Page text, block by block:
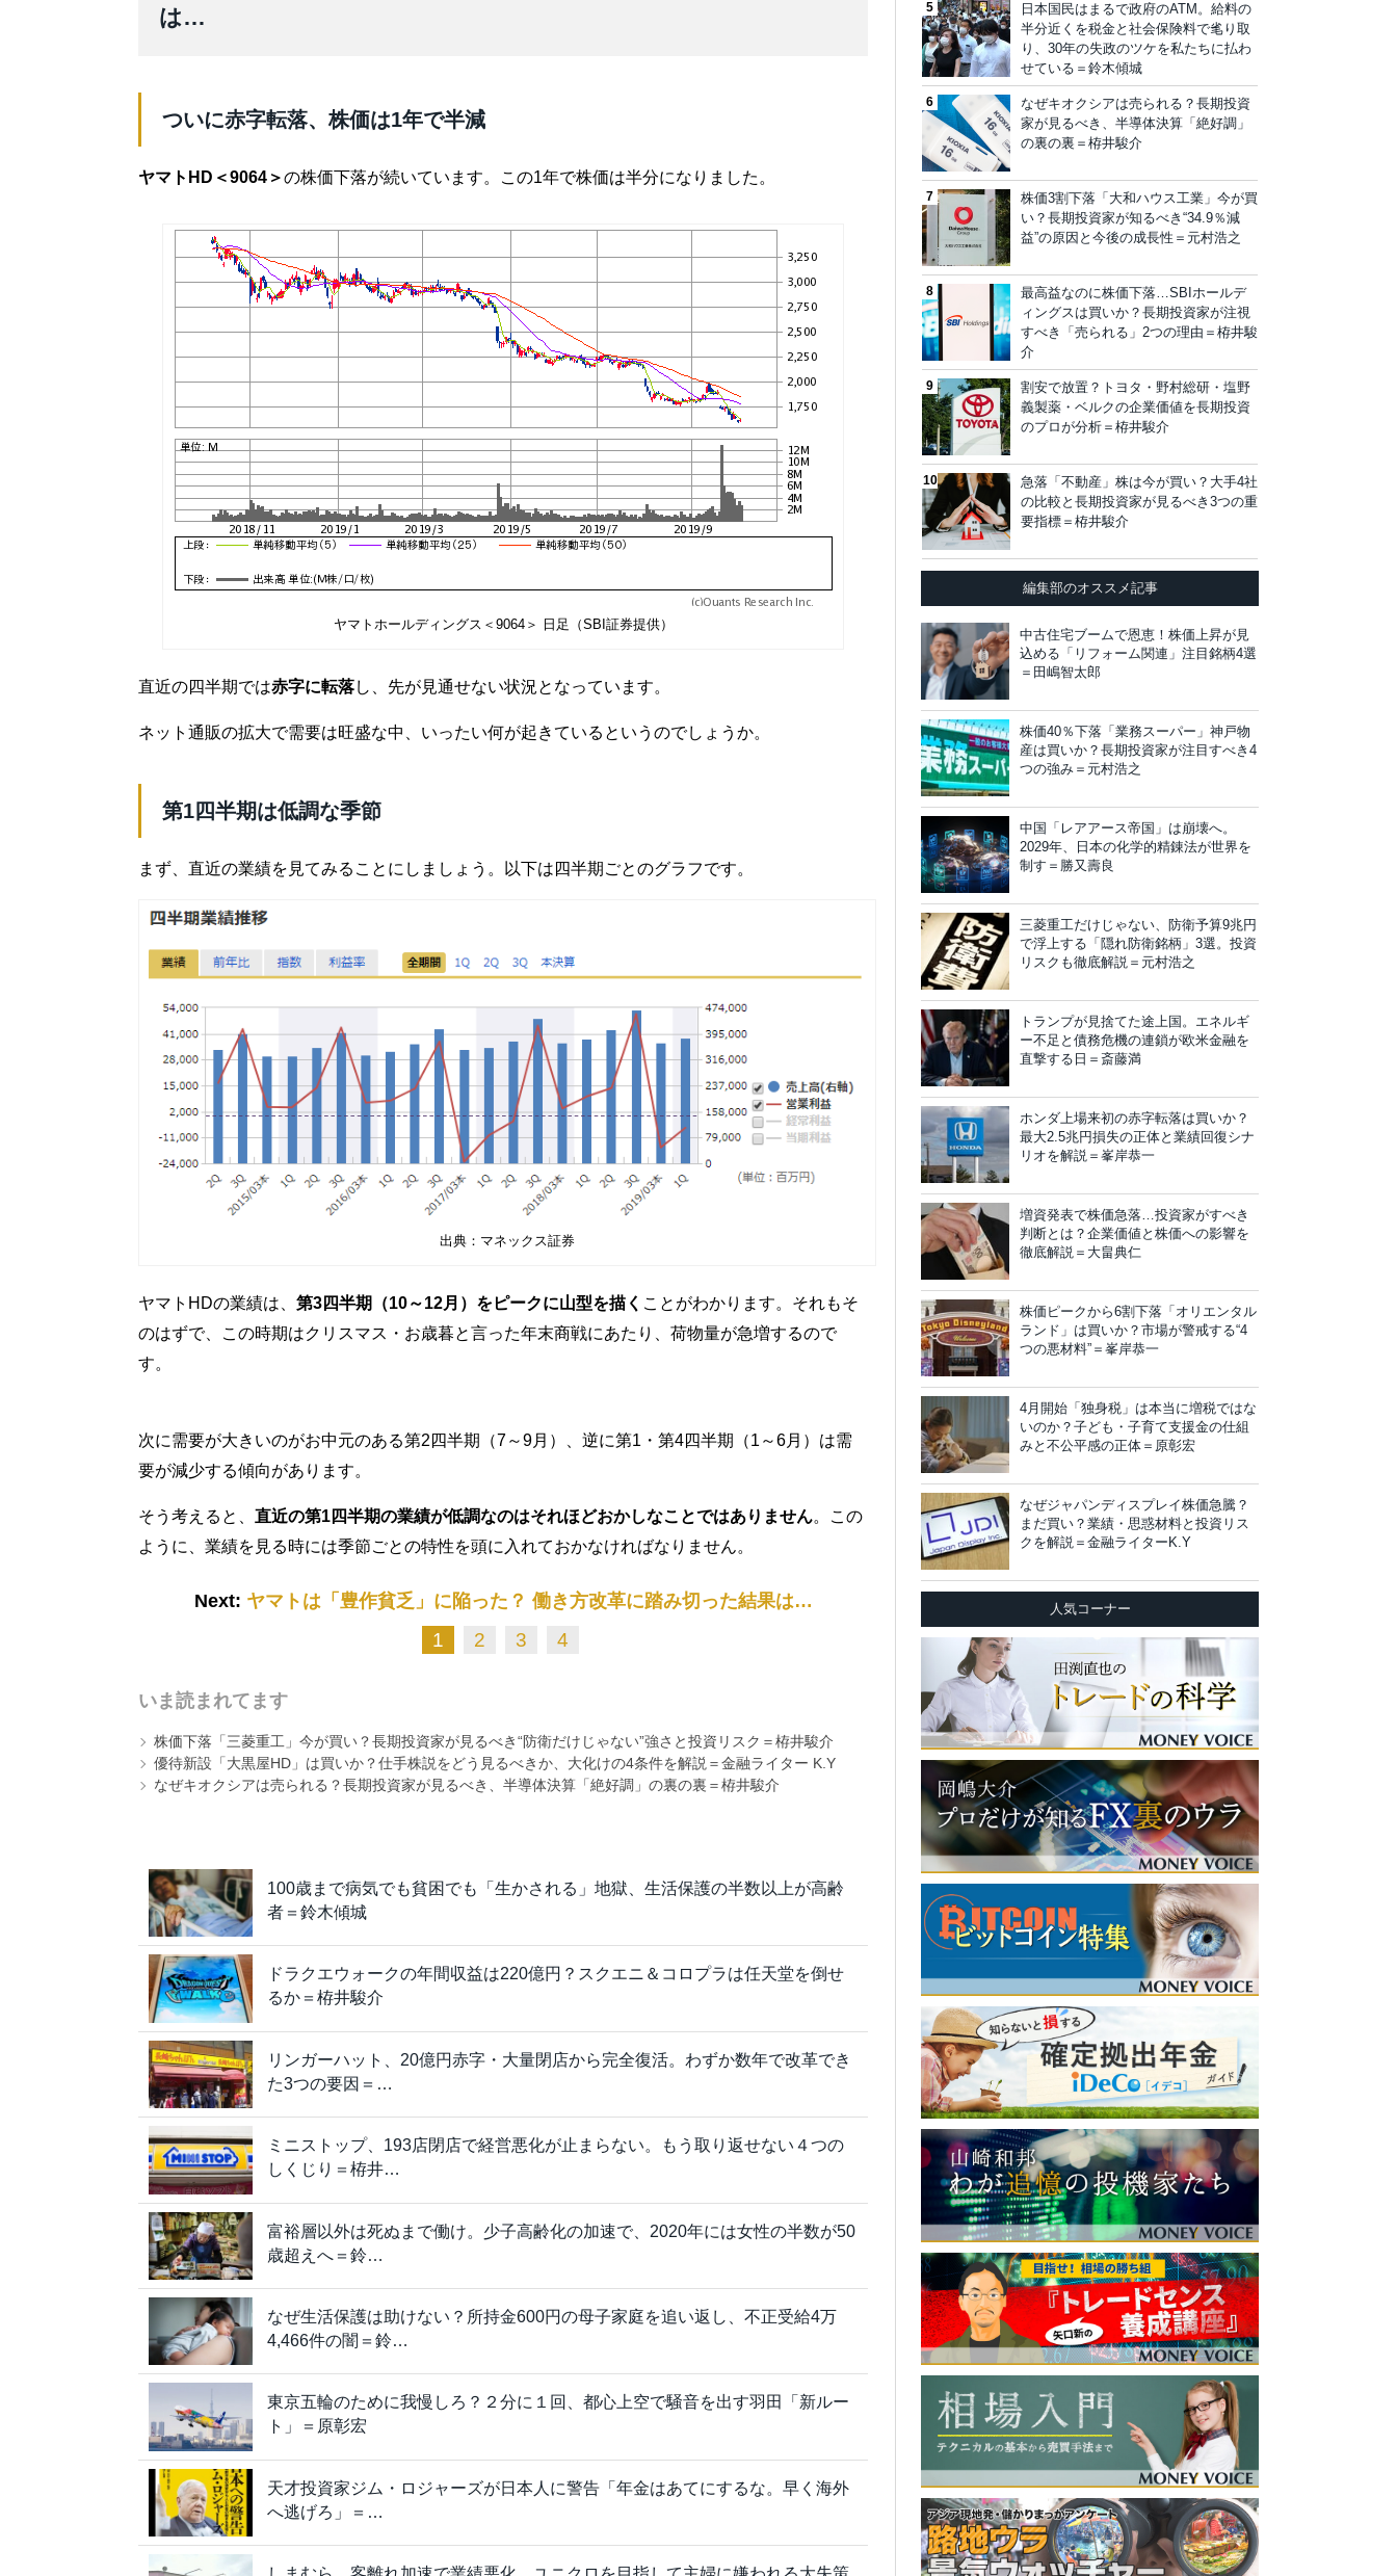
は…
ついに赤字転落、株価は1年で半減
ヤマトHD＜9064＞の株価下落が続いています。この1年で株価は半分になりました。
ヤマトホールディングス＜9064＞ 日足（SBI証券提供）
直近の四半期では赤字に転落し、先が見通せない状況となっています。
ネット通販の拡大で需要は旺盛な中、いったい何が起きているというのでしょうか。
第1四半期は低調な季節
まず、直近の業績を見てみることにしましょう。以下は四半期ごとのグラフです。
出典：マネックス証券
ヤマトHDの業績は、 第3四半期（10～12月）をピークに山型を描く ことがわかります。それもそ
のはずで、この時期はクリスマス・お歳暮と言った年末商戦にあたり、荷物量が急増するので
す。
次に需要が大きいのがお中元のある第2四半期（7～9月）、逆に第1・第4四半期（1～6月）は需
要が減少する傾向があります。
そう考えると、 直近の第1四半期の業績が低調なのはそれほどおかしなことではありません。この
ように、業績を見る時には季節ごとの特性を頭に入れておかなければなりません。
Next: ヤマトは「豊作貧乏」に陥った？ 働き方改革に踏み切った結果は…
1 2 3 4
いま読まれてます
株価下落「三菱重工」今が買い？長期投資家が見るべき“防衛だけじゃない”強さと投資リスク＝栫井駿介
優待新設「大黒屋HD」は買いか？仕手株説をどう見るべきか、大化けの4条件を解説＝金融ライター K.Y
なぜキオクシアは売られる？長期投資家が見るべき、半導体決算「絶好調」の裏の裏＝栫井駿介
100歳まで病気でも貧困でも「生かされる」地獄、生活保護の半数以上が高齢
者＝鈴木傾城
ドラクエウォークの年間収益は220億円？スクエニ＆コロプラは任天堂を倒せ
るか＝栫井駿介
リンガーハット、20億円赤字・大量閉店から完全復活。わずか数年で改革でき
た3つの要因＝…
ミニストップ、193店閉店で経営悪化が止まらない。もう取り返せない４つの
しくじり＝栫井…
富裕層以外は死ぬまで働け。少子高齢化の加速で、2020年には女性の半数が50
歳超えへ＝鈴…
なぜ生活保護は助けない？所持金600円の母子家庭を追い返し、不正受給4万
4,466件の闇＝鈴…
東京五輪のために我慢しろ？２分に１回、都心上空で騒音を出す羽田「新ルー
ト」＝原彰宏
天才投資家ジム・ロジャーズが日本人に警告「年金はあてにするな。早く海外
へ逃げろ」＝…
日本国民はまるで政府のATM。給料の
半分近くを税金と社会保険料で毟り取
り、30年の失政のツケを私たちに払わ
せている＝鈴木傾城
なぜキオクシアは売られる？長期投資
家が見るべき、半導体決算「絶好調」
の裏の裏＝栫井駿介
株価3割下落「大和ハウス工業」今が買
い？長期投資家が知るべき“34.9％減
益”の原因と今後の成長性＝元村浩之
最高益なのに株価下落…SBIホールデ
ィングスは買いか？長期投資家が注視
すべき「売られる」2つの理由＝栫井駿
介
割安で放置？トヨタ・野村総研・塩野
義製薬・ベルクの企業価値を長期投資
のプロが分析＝栫井駿介
急落「不動産」株は今が買い？大手4社
の比較と長期投資家が見るべき3つの重
要指標＝栫井駿介
編集部のオススメ記事
中古住宅ブームで恩恵！株価上昇が見
込める「リフォーム関連」注目銘柄4選
＝田嶋智太郎
株価40％下落「業務スーパー」神戸物
産は買いか？長期投資家が注目すべき4
つの強み＝元村浩之
中国「レアアース帝国」は崩壊へ。
2029年、日本の化学的精錬法が世界を
制す＝勝又壽良
三菱重工だけじゃない、防衛予算9兆円
で浮上する「隠れ防衛銘柄」3選。投資
リスクも徹底解説＝元村浩之
トランプが見捨てた途上国。エネルギ
ー不足と債務危機の連鎖が欧米金融を
直撃する日＝斎藤満
ホンダ上場来初の赤字転落は買いか？
最大2.5兆円損失の正体と業績回復シナ
リオを解説＝峯岸恭一
増資発表で株価急落…投資家がすべき
判断とは？企業価値と株価への影響を
徹底解説＝大畠典仁
株価ピークから6割下落「オリエンタル
ランド」は買いか？市場が警戒する“4
つの悪材料”＝峯岸恭一
4月開始「独身税」は本当に増税ではな
いのか？子ども・子育て支援金の仕組
みと不公平感の正体＝原彰宏
なぜジャパンディスプレイ株価急騰？
まだ買い？業績・思惑材料と投資リス
クを解説＝金融ライターK.Y
人気コーナー